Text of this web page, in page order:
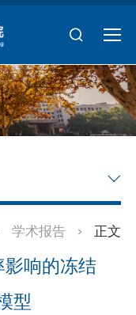
学术报告 > 正文
响的冻结
型